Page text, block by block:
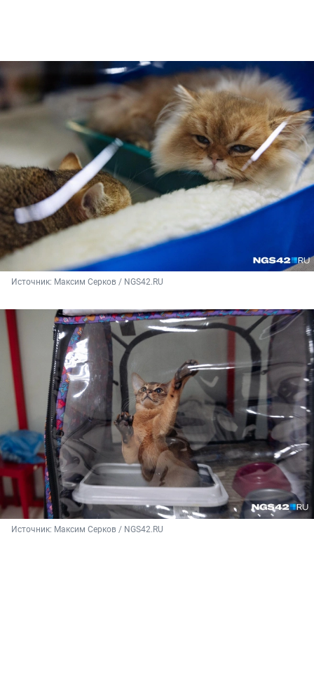
Источник: Максим Серков / NGS42.RU
Источник: Максим Серков / NGS42.RU